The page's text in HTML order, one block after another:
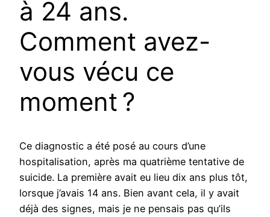
à 24 ans.
Comment avez-
vous vécu ce
moment ?
Ce diagnostic a été posé au cours d’une
hospitalisation, après ma quatrième tentative de
suicide. La première avait eu lieu dix ans plus tôt,
lorsque j’avais 14 ans. Bien avant cela, il y avait
déjà des signes, mais je ne pensais pas qu’ils